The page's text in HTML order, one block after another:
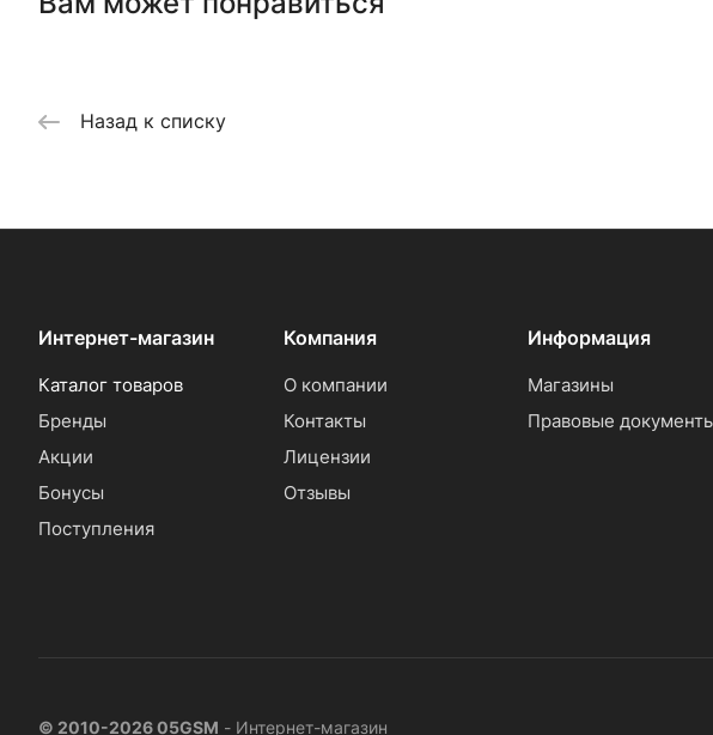
Назад к списку
Интернет-магазин
Каталог товаров
Бренды
Акции
Бонусы
Поступления
Компания
О компании
Контакты
Лицензии
Отзывы
Информация
Магазины
Правовые
© 2010-2026 05GSM - Интернет-магазин